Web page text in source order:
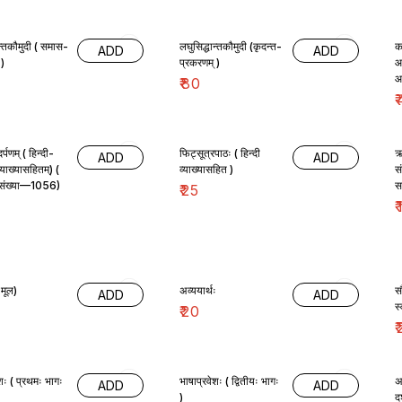
( समास-
ADD
लघुसिद्धान्तकौमुदी (कृदन्त-
प्रकरणम् )
₹80
ADD
₹
( हिन्दी-
(
ADD
फिट्सूत्रपाठः ( हिन्दी
व्याख्यासहित )
₹25
ADD
₹
मूल) ADD अव्ययार्थः
₹20
ADD
₹
( प्रथमः भागः
ADD
भाषाप्रवेशः ( द्वितीयः भागः
)
ADD